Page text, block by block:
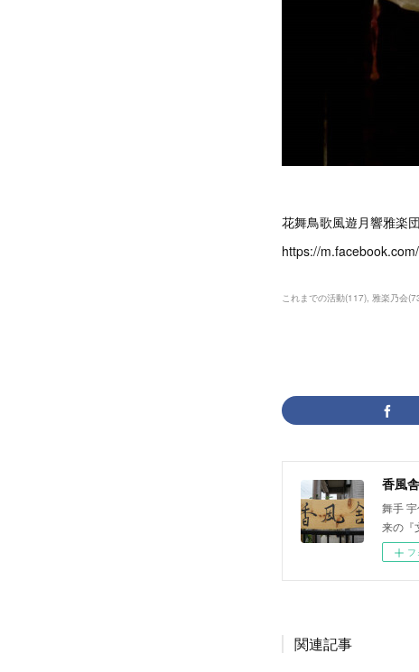
花舞鳥歌風遊月響雅楽団
https://
これまでの活動(117) 雅楽乃会(
香風舎
舞手
来の『
フ
関連記事